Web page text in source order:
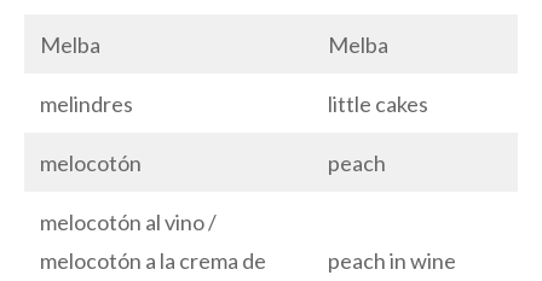
Melba Melba
melindres little cakes
melocotón peach
melocotón al vino /
melocotón a la crema de
peach in wine